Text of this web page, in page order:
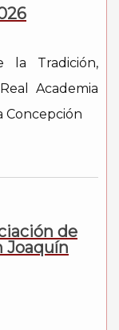
la Tradición,
Academia
Concepción
de
Joaquín